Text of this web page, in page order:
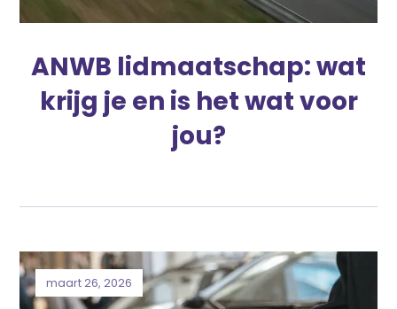
ANWB lidmaatschap: wat
krijg je en is het wat voor
jou?
maart 26, 2026